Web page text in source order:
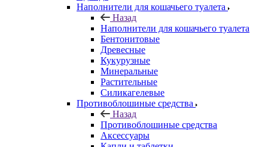
Наполнители для кошачьего туалета
Назад
Наполнители для кошачьего туалета
Бентонитовые
Древесные
Кукурузные
Минеральные
Растительные
Силикагелевые
Противоблошиные средства
Назад
Противоблошиные средства
Аксессуары